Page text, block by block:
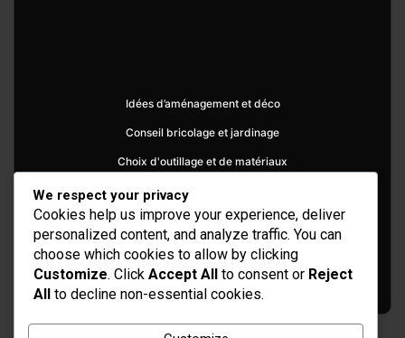
Idées d’aménagement et déco
Conseil bricolage et jardinage
Choix d'outillage et de matériaux
We respect your privacy
Cookies help us improve your experience, deliver
personalized content, and analyze traffic. You can
choose which cookies to allow by clicking
Customize. Click Accept All to consent or Reject
All to decline non-essential cookies.